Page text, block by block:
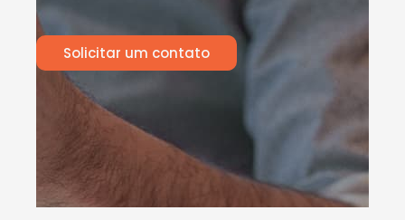
Solicitar um contato